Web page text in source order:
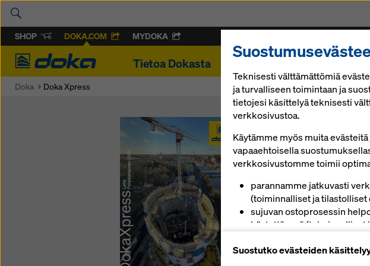
SHOP DOKA.COM MYDOKA
Doka
Tietoa Dokasta
Doka Doka Xpress
19.02.2026
Lehti Pohjoismainen
Ruotsi:
Matkustamisen
ytimessä
Norja:
Teknisesti välttämättömiä
ja turvalliseen toimintaan ja
tietojesi käsittelyä teknisesti
verkkosivustoa.
Käytämme myös muita
vapaaehtoisella
verkkosivustomme toimii
parannamme jatkuvasti
(toiminnalliset ja tilastolliset
sujuvan ostoprosessin
käytettäessä (toiminnalliset
alustoilla
Suostutko evästeiden